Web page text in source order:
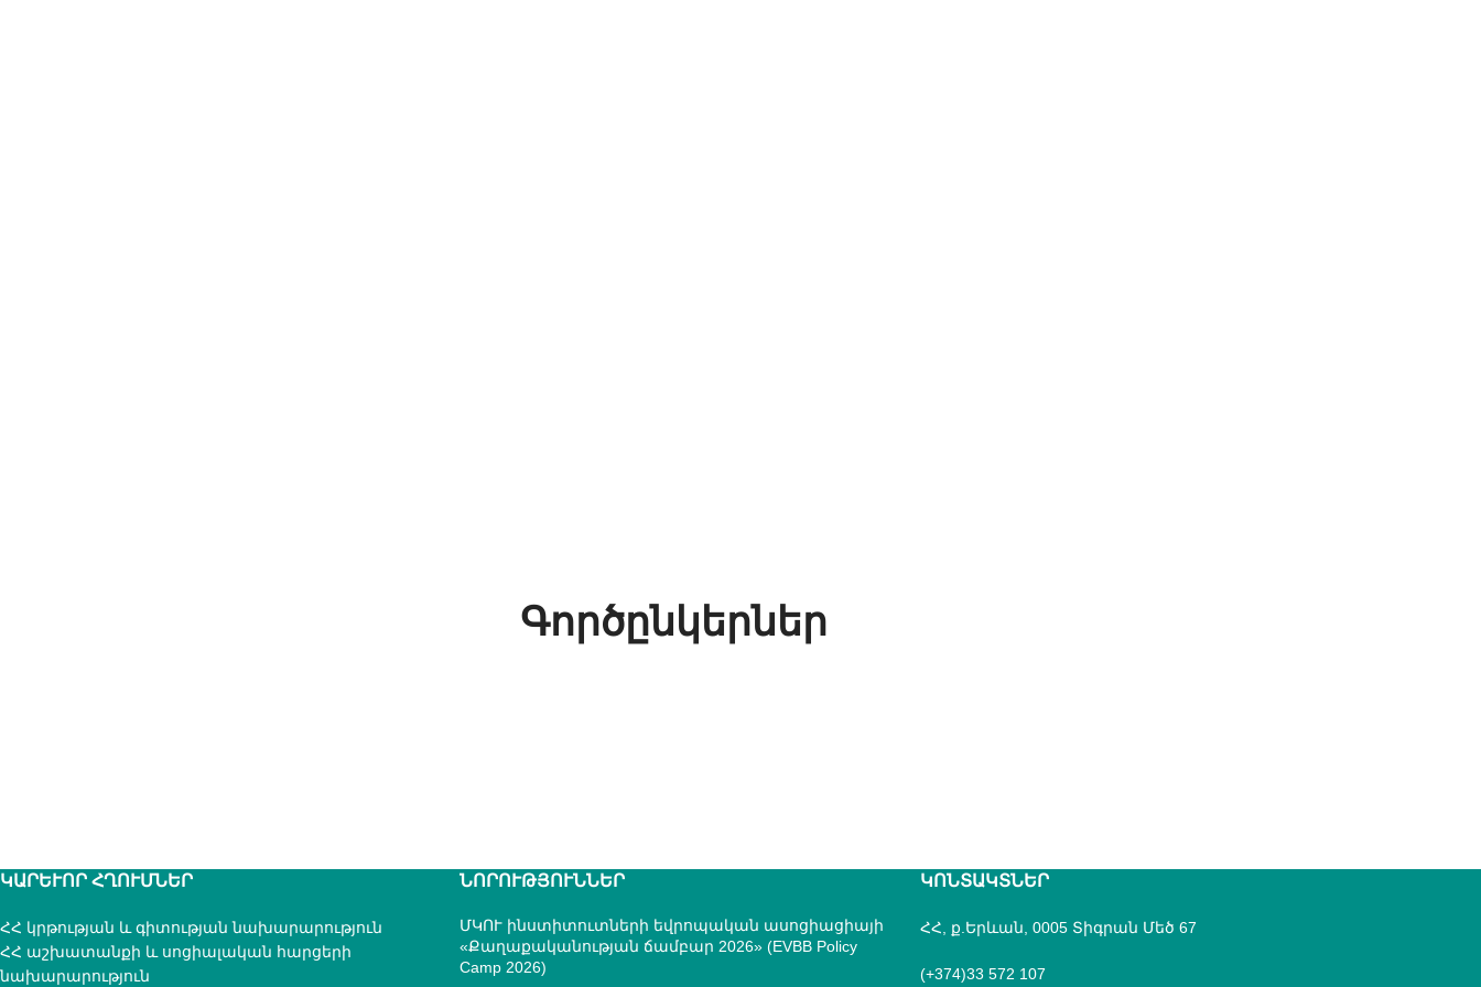
Գործընկերներ
ԿԱՐԵՒՈՐ ՀՂՈՒՄՆԵՐ
ՀՀ կրթության և գիտության նախարարություն
ՀՀ աշխատանքի և սոցիալական հարցերի
նախարարություն
ՆՈՐՈՒԹՅՈՒՆՆԵՐ
ՄԿՈՒ ինստիտուտների եվրոպական ասոցիացիայի
«Քաղաքականության ճամբար 2026» (EVBB Policy
Camp 2026)
ԿՈՆՏԱԿՏՆԵՐ
ՀՀ, ք.Երևան, 0005 Տիգրան Մեծ 67
(+374)33 572 107